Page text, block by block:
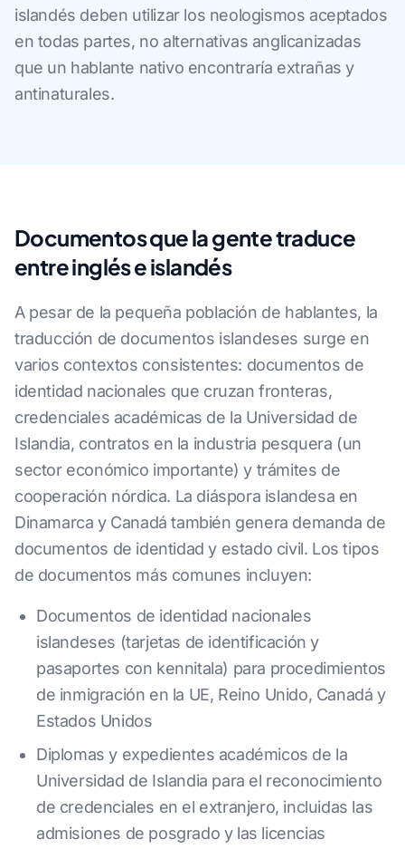
islandés deben utilizar los neologismos aceptados
en todas partes, no alternativas anglicanizadas
que un hablante nativo encontraría extrañas y
antinaturales.
Documentos que la gente traduce
entre inglés e islandés
A pesar de la pequeña población de hablantes, la
traducción de documentos islandeses surge en
varios contextos consistentes: documentos de
identidad nacionales que cruzan fronteras,
credenciales académicas de la Universidad de
Islandia, contratos en la industria pesquera (un
sector económico importante) y trámites de
cooperación nórdica. La diáspora islandesa en
Dinamarca y Canadá también genera demanda de
documentos de identidad y estado civil. Los tipos
de documentos más comunes incluyen:
Documentos de identidad nacionales
islandeses (tarjetas de identificación y
pasaportes con kennitala) para procedimientos
de inmigración en la UE, Reino Unido, Canadá y
Estados Unidos
Diplomas y expedientes académicos de la
Universidad de Islandia para el reconocimiento
de credenciales en el extranjero, incluidas las
admisiones de posgrado y las licencias